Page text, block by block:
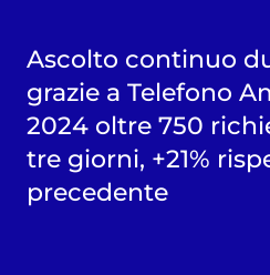
Ascolto continuo
grazie a Telefono
2024 oltre 750
tre giorni, +21%
precedente